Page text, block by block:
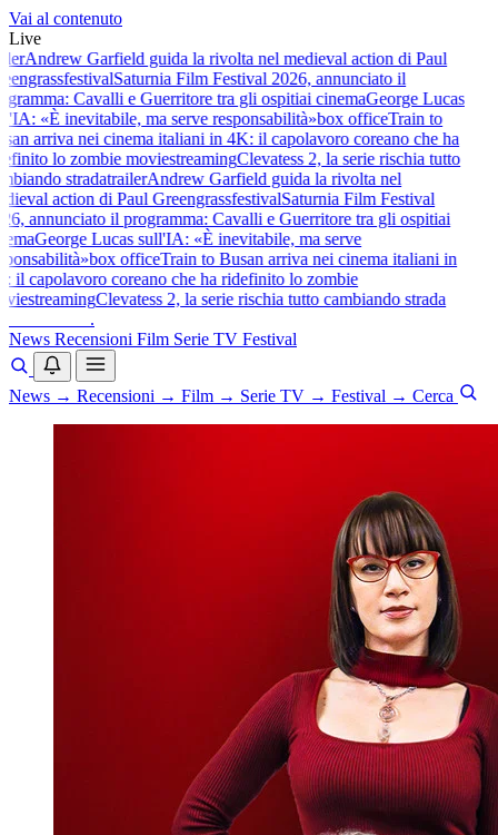
Vai al contenuto
Live
Andrew Garfield guida la rivolta nel medieval action di Paul
festivalSaturnia Film Festival 2026, annunciato il
Cavalli e Guerritore tra gli ospitiai cinemaGeorge Lucas
«È inevitabile, ma serve responsabilità»box officeTrain to
arriva nei cinema italiani in 4K: il capolavoro coreano che ha
lo zombie moviestreamingClevatess 2, la serie rischia tutto
stradatrailerAndrew Garfield guida la rivolta nel
action di Paul GreengrassfestivalSaturnia Film Festival
annunciato il programma: Cavalli e Guerritore tra gli ospitiai
George Lucas sull'IA: «È inevitabile, ma serve
box officeTrain to Busan arriva nei cinema italiani in
il capolavoro coreano che ha ridefinito lo zombie
streamingClevatess 2, la serie rischia tutto cambiando strada
.
News Recensioni Film Serie TV Festival
News → Recensioni → Film → Serie TV → Festival → Cerca